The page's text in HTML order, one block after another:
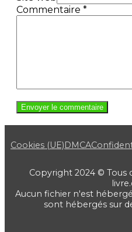
Commentaire *
Cookies (UE)DMCA
Copyright 2024 © Tous
Aucun fichier n'est
sont hébergés sur